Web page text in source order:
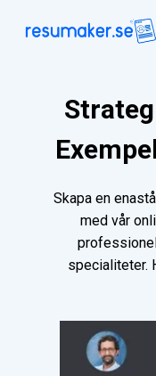
Skapa en
med vår
specialiteter.